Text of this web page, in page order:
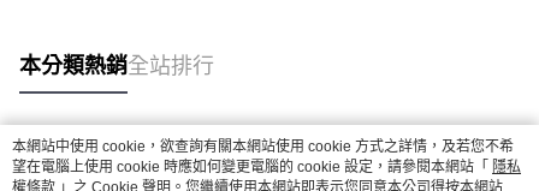
本分類熱銷全站排行
熱門標籤
本網站中使用 cookie，欲查詢有關本網站使用 cookie 方式之詳情，及若您不希
望在電腦上使用 cookie 時應如何變更電腦的 cookie 設定，請參閱本網站「 隱私
權條款 」之 Cookie 聲明。您繼續使用本網站即表示您同意本公司得按本網站使